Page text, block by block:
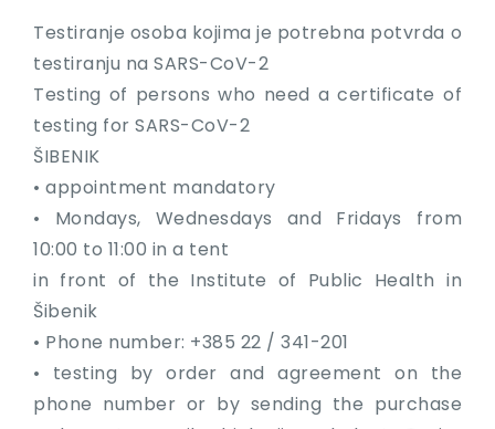
Testiranje osoba kojima je potrebna potvrda o
testiranju na SARS-CoV-2
Testing of persons who need a certificate of
testing for SARS-CoV-2
ŠIBENIK
• appointment mandatory
• Mondays, Wednesdays and Fridays from
10:00 to 11:00 in a tent
in front of the Institute of Public Health in
Šibenik
• Phone number: +385 22 / 341-201
• testing by order and agreement on the
phone number or by sending the purchase